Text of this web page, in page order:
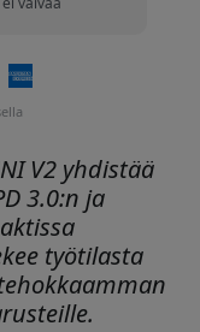
V2 yhdistää
3.0:n ja
työtilasta